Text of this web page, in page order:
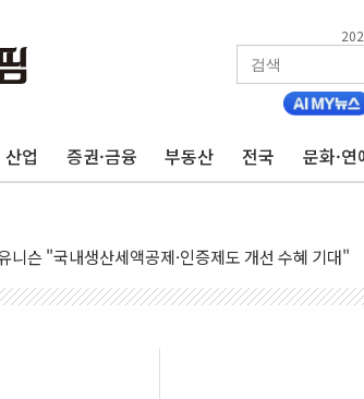
산업 증권·금융 부동산 전국 문화·연
대 2시간 앞서 침수 예측"…건설연, AI 위험기상 기
호 교체하다 난간 무너져…대전서 50대 일용직 추락
동혁 "규제와 대출 풀고 재개발·재건축 촉진하는 것
AI에 승부 건 네이버…내년 AI 팩토리 매출 본격화